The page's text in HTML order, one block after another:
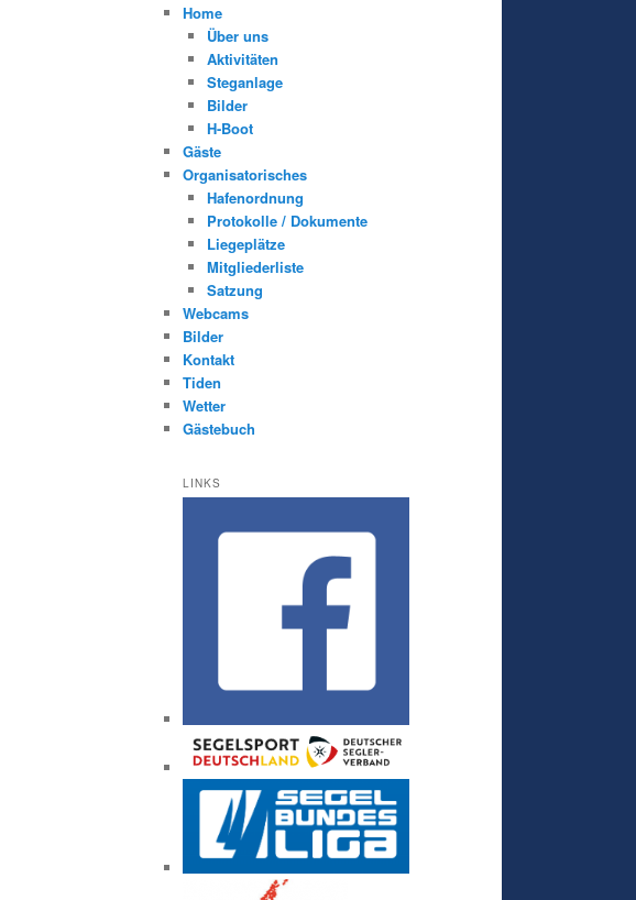
Home
Über uns
Aktivitäten
Steganlage
Bilder
H-Boot
Gäste
Organisatorisches
Hafenordnung
Protokolle / Dokumente
Liegeplätze
Mitgliederliste
Satzung
Webcams
Bilder
Kontakt
Tiden
Wetter
Gästebuch
LINKS